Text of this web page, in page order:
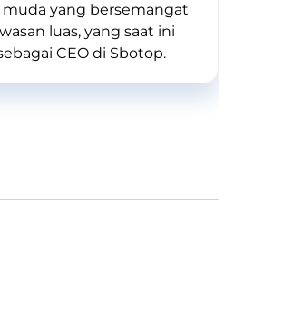
yang bersemangat
luas, yang saat ini
CEO di Sbotop.